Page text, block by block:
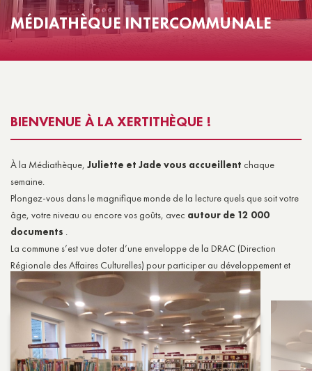
MÉDIATHÈQUE INTERCOMMUNALE
BIENVENUE À LA XERTITHÈQUE !
À la Médiathèque, Juliette et Jade vous accueillent chaque
semaine.
Plongez-vous dans le magnifique monde de la lecture quels que soit votre
âge, votre niveau ou encore vos goûts, avec autour de 12 000
documents .
La commune s’est vue doter d’une enveloppe de la DRAC (Direction
Régionale des Affaires Culturelles) pour participer au développement et
au renouvellement des collections.